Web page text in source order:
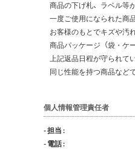
商品の下げ札、ラベル等
一度ご使用になられた商
お客様のもとでキズや汚
商品パッケージ（袋・ケ
上記返品日程が守られて
同じ性能を持つ商品など
個人情報管理責任者
- 担当 :
- 電話 :